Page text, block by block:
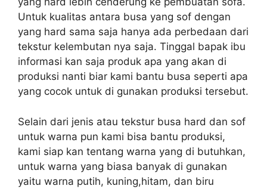
Untuk kualitas antara busa yang sof dengan
yang hard sama saja hanya ada perbedaan dari
tekstur kelembutan nya saja. Tinggal bapak ibu
informasi kan saja produk apa yang akan di
produksi nanti biar kami bantu busa seperti apa
yang cocok untuk di gunakan produksi tersebut.
Selain dari jenis atau tekstur busa hard dan sof
untuk warna pun kami bisa bantu produksi,
kami siap kan tentang warna yang di butuhkan,
untuk warna yang biasa banyak di gunakan
yaitu warna putih, kuning,hitam, dan biru